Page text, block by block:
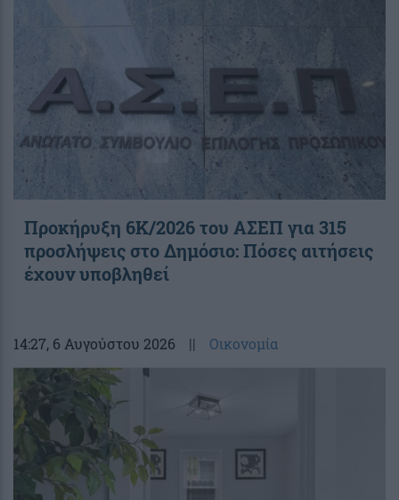
Προκήρυξη 6Κ/2026 του ΑΣΕΠ για 315
προσλήψεις στο Δημόσιο: Πόσες αιτήσεις
έχουν υποβληθεί
14:27, 6 Αυγούστου 2026 || Οικονομία